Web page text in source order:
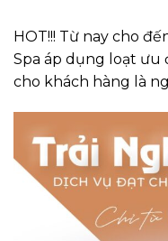
HOT!!! Từ nay cho
Spa áp dụng loạt ưu
cho khách hàng là